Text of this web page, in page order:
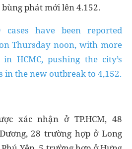
phát mới lên 4.152.
cases have been reported
Thursday noon, with more
HCMC, pushing the city’s
the new outbreak to 4,152.
xác nhận ở TP.HCM, 48
28 trường hợp ở Long